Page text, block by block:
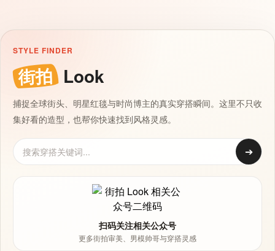
STYLE FINDER
街拍 Look
捕捉全球街头、明星红毯与时尚博主的真实穿搭瞬间。这里不只收
集好看的造型，也帮你快速找到风格灵感。
➔
扫码关注相关公众号
更多街拍审美、男模帅哥与穿搭灵感